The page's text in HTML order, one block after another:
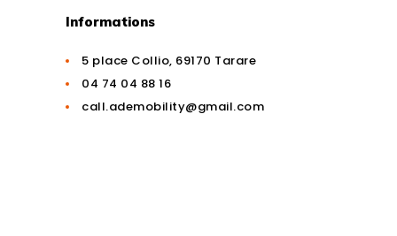
Informations
5 place Collio, 69170 Tarare
04 74 04 88 16
call.ademobility@gmail.com